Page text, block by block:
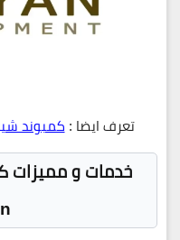
تعرف ايضا :كمبوند